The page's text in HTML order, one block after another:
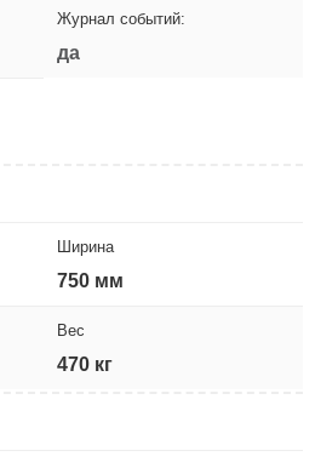
Журнал событий:
да
Ширина
750 мм
Вес
470 кг